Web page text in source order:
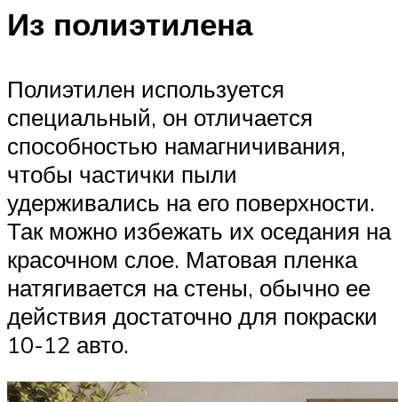
Из полиэтилена
Полиэтилен используется
специальный, он отличается
способностью намагничивания,
чтобы частички пыли
удерживались на его поверхности.
Так можно избежать их оседания на
красочном слое. Матовая пленка
натягивается на стены, обычно ее
действия достаточно для покраски
10-12 авто.